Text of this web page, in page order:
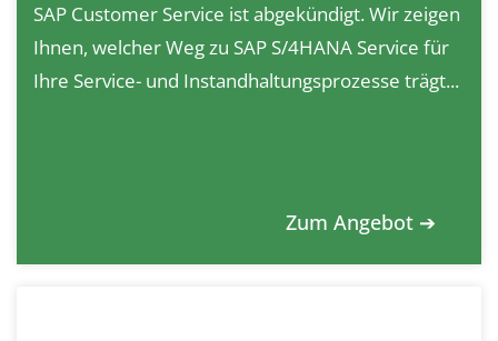
SAP Customer Service ist abgekündigt. Wir zeigen
Ihnen, welcher Weg zu SAP S/4HANA Service für
Ihre Service- und Instandhaltungsprozesse trägt...
Zum Angebot ➔